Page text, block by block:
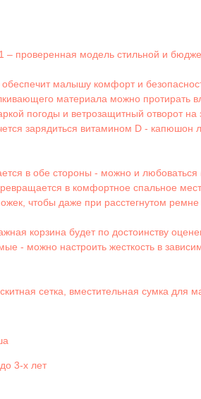
– проверенная модель стильной и
малышу комфорт и
материала можно
погоды и ветрозащитный отворот
зарядиться витамином D -
в обе стороны - можно и
в комфортное спальное
чтобы даже при расстегнутом
корзина будет по достоинству
- можно настроить жесткость в
сетка, вместительная сумка для
3-х лет